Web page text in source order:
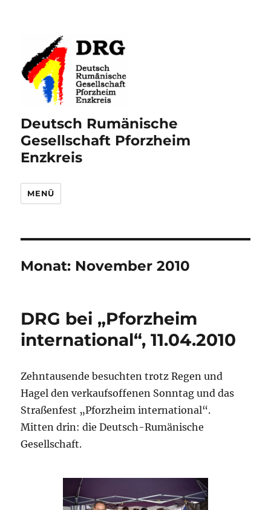
Deutsch Rumänische
Gesellschaft Pforzheim
Enzkreis
MENÜ
Monat: November 2010
DRG bei „Pforzheim
international“, 11.04.2010
Zehntausende besuchten trotz Regen und
Hagel den verkaufsoffenen Sonntag und das
Straßenfest „Pforzheim international“.
Mitten drin: die Deutsch-Rumänische
Gesellschaft.